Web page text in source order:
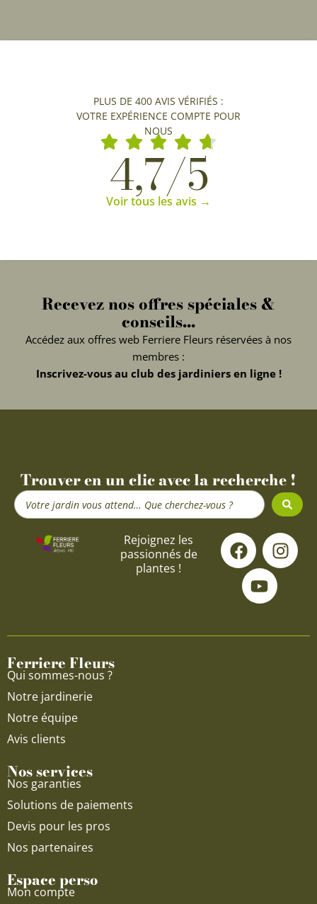
PLUS DE 400 AVIS VÉRIFIÉS :
VOTRE EXPÉRIENCE COMPTE POUR
NOUS
4,7/5
Voir tous les avis →
Recevez nos offres spéciales &
conseils...
Accédez aux offres web Ferriere Fleurs réservées à nos
membres :
Inscrivez-vous au club des jardiniers en ligne !
Trouver en un clic avec la recherche !
Search
...
Rejoignez les
passionnés de
plantes !
F
a
c
e
o
I
n
s
g
Y
o
u
t
u
b
Ferriere Fleurs
Qui sommes-nous ?
Notre jardinerie
Notre équipe
Avis clients
Nos services
Nos garanties
Solutions de paiements
Devis pour les pros
Nos partenaires
Espace perso
Mon compte